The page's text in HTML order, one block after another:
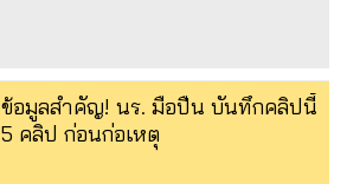
ข้อมูลสำคัญ! นร. มือปืน บันทึกคลิปนี้
5 คลิป ก่อนก่อเหตุ